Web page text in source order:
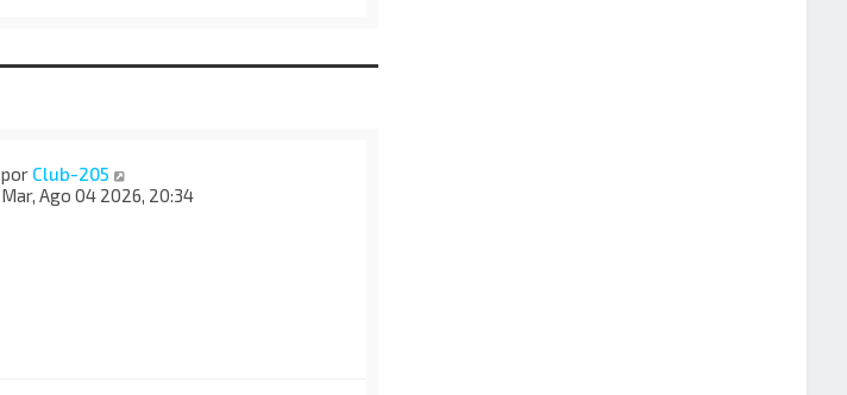
por Club-205
Mar, Ago 04 2026, 20:34